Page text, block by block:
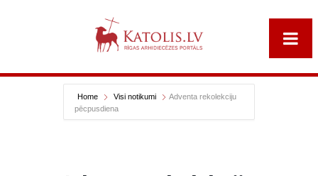
Home Visi notikumi
Adventa rekolekciju
pēcpusdiena